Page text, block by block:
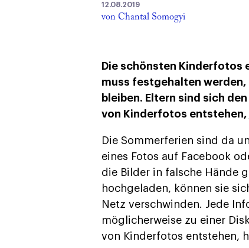
12.08.2019
von Chantal Somogyi
Die schönsten Kinderfotos
muss festgehalten werden,
bleiben. Eltern sind sich
von Kinderfotos
Die Sommerferien sind da
eines Fotos auf Facebook
die Bilder in falsche Hände
hochgeladen, können sie
Netz verschwinden. Jede
möglicherweise zu einer
von Kinderfotos entstehen,